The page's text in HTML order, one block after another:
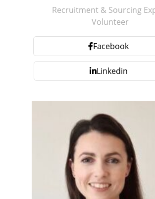
Recruitment & Sourcing
Volunteer
Facebook
Linkedin